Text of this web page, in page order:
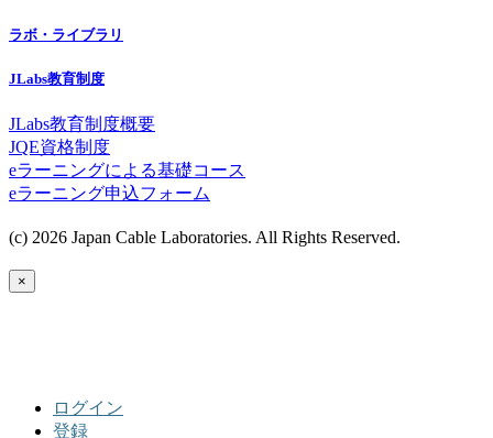
ラボ・ライブラリ
JLabs教育制度
JLabs教育制度概要
JQE資格制度
eラーニングによる基礎コース
eラーニング申込フォーム
(c) 2026 Japan Cable Laboratories. All Rights Reserved.
×
ログイン
登録